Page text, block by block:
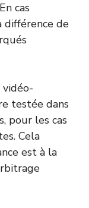
cas
différence de
vidéo-
testée dans
pour les cas
Cela
est à la